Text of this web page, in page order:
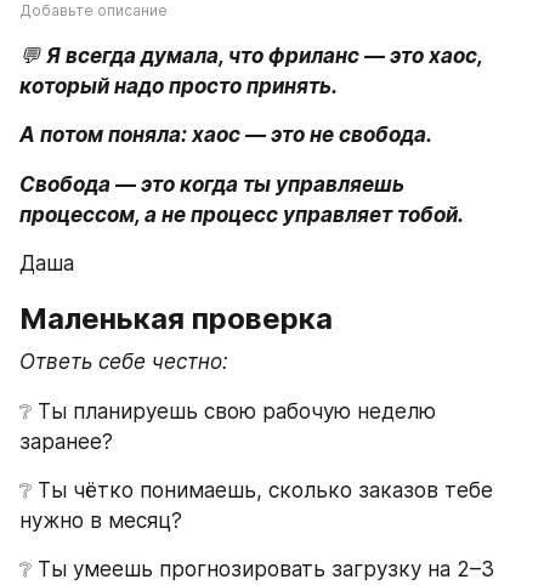
Добавьте описание
💬 Я всегда думала, что фриланс — это хаос,
который надо просто принять.
А потом поняла: хаос — это не свобода.
Свобода — это когда ты управляешь
процессом, а не процесс управляет тобой.
Даша
Маленькая проверка
Ответь себе честно:
❔ Ты планируешь свою рабочую неделю
заранее?
❔ Ты чётко понимаешь, сколько заказов тебе
нужно в месяц?
❔ Ты умеешь прогнозировать загрузку на 2–3